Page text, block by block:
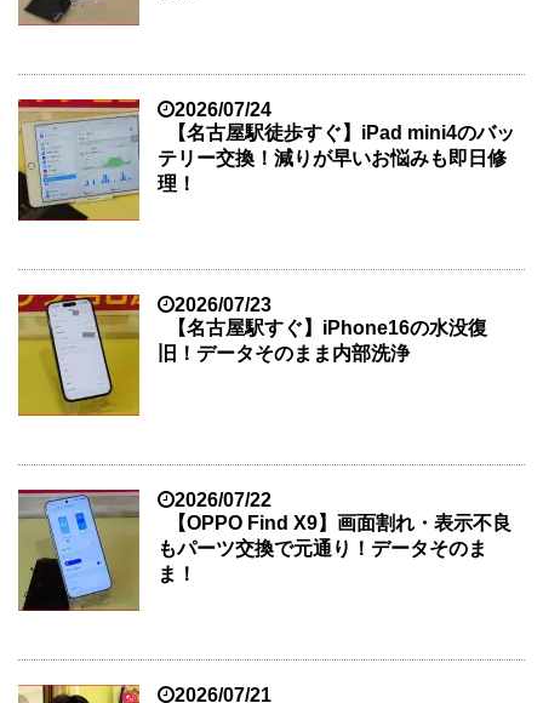
2026/07/24
【名古屋駅徒歩すぐ】iPad mini4のバッ
テリー交換！減りが早いお悩みも即日修
理！
2026/07/23
【名古屋駅すぐ】iPhone16の水没復
旧！データそのまま内部洗浄
2026/07/22
【OPPO Find X9】画面割れ・表示不良
もパーツ交換で元通り！データそのま
ま！
2026/07/21